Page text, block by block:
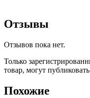
Отзывы
Отзывов пока нет.
Только
товар, могут
Похожие